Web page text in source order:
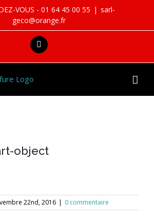
VOUS - 01 64 45 00 55 | sarl-
geco@orange.fr
facebook
object
22nd, 2016 | 0 commentaire